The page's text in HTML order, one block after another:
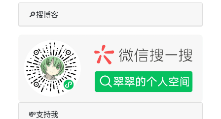
🔎搜博客
💸支持我